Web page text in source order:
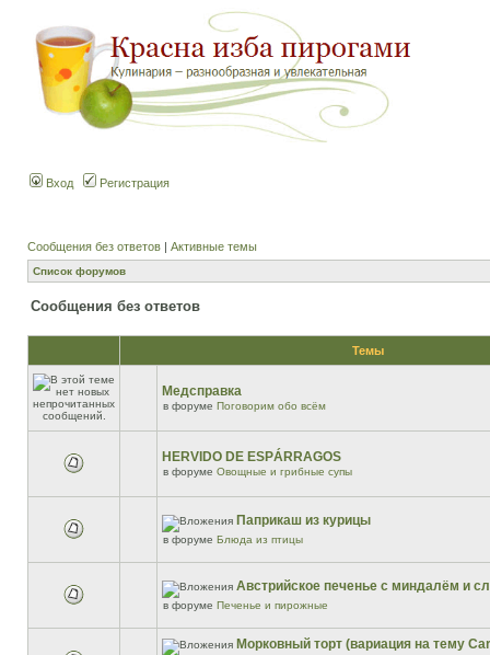
Вход Регистрация
Сообщения без ответов | Активные темы
Список форумов
Сообщения без ответов
Темы
Медсправка
в форуме Поговорим обо всём
HERVIDO DE ESPÁRRAGOS
в форуме Овощные и грибные супы
Паприкаш из курицы
в форуме Блюда из птицы
Австрийское печенье с миндалём и
в форуме Печенье и пирожные
Морковный торт (вариация на тему